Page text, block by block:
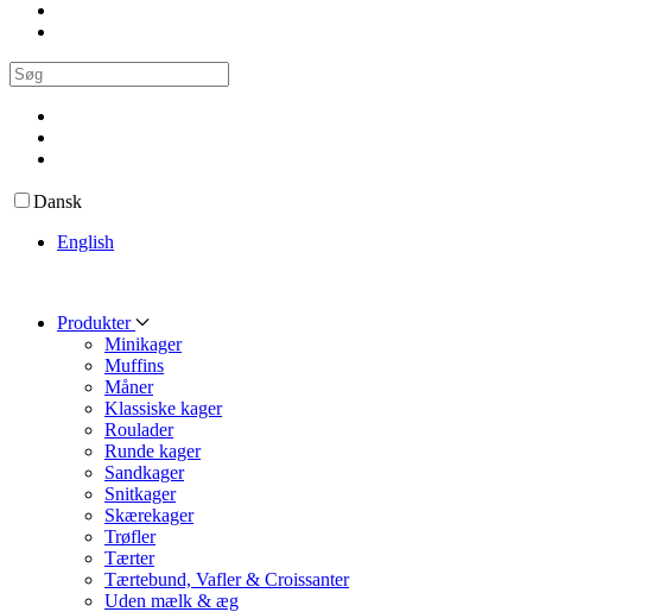
Dansk
English
Produkter
Minikager
Muffins
Måner
Klassiske kager
Roulader
Runde kager
Sandkager
Snitkager
Skærekager
Trøfler
Tærter
Tærtebund, Vafler & Croissanter
Uden mælk & æg